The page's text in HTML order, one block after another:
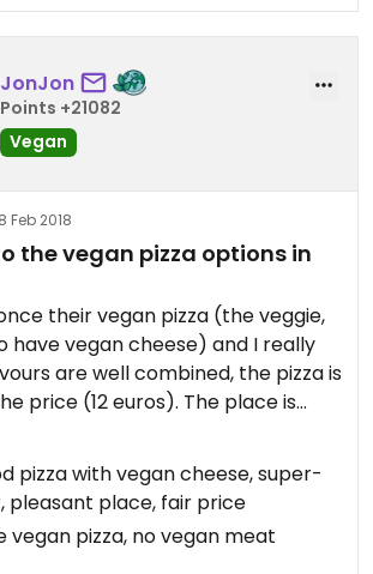
JonJon
Points +21082
Vegan
Feb 2018
the vegan pizza options in
their vegan pizza (the veggie,
have vegan cheese) and I really
are well combined, the pizza is
price (12 euros). The place is
and the owner is super-
their vegan offer with pizzas
and other cheese!
pizza with vegan cheese, super-
pleasant place, fair price
vegan pizza, no vegan meat